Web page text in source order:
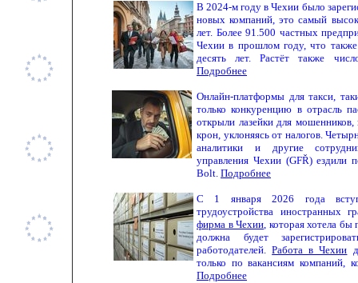
В 2024-м году в Чехии было
новых компаний, это самый
лет. Более 91.500 частных
Чехии в прошлом году, что также
десять лет. Растёт также
Подробнее
Онлайн-платформы для такси,
только конкуренцию в отрасль
открыли лазейки для
крон, уклоняясь от налогов.
аналитики и другие
управления Чехии (GFŘ) ездили
Bolt. Подробнее
С 1 января 2026 года
трудоустройства иностранных
фирма в Чехии, которая хотела бы
должна будет
работодателей.Работа в Чехии
только по вакансиям компаний,
Подробнее